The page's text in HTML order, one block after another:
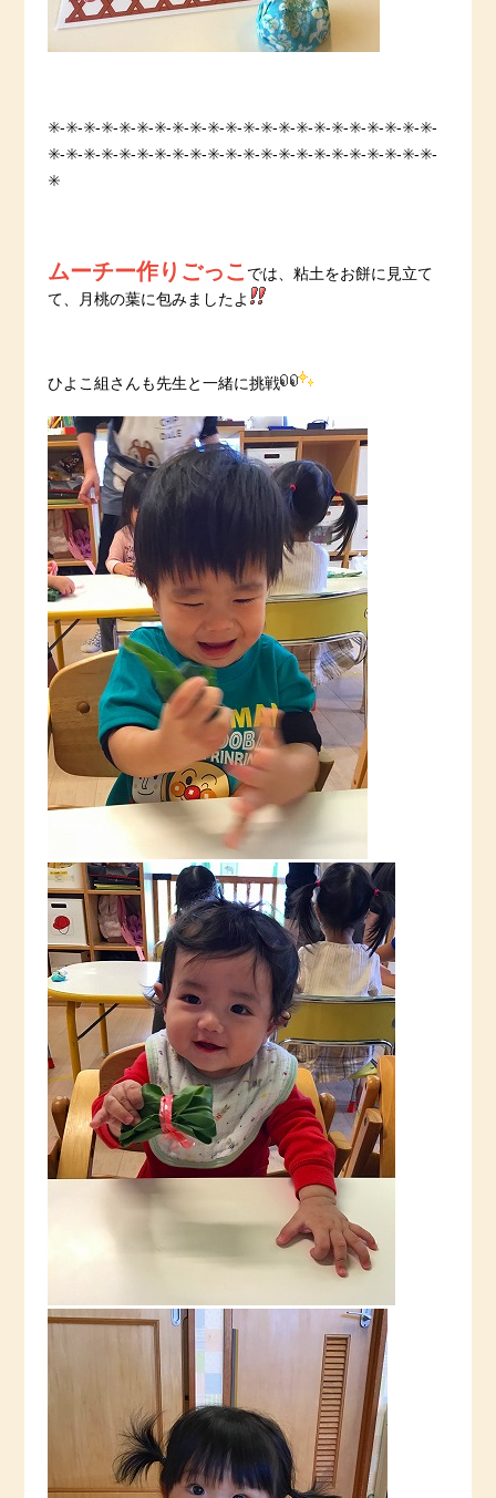
✳️-✳️-✳️-✳️-✳️-✳️-✳️-✳️-✳️-✳️-✳️-✳️-✳️-✳️-✳️-✳️-✳️-✳️-✳️-✳️-✳️-✳️-
✳️-✳️-✳️-✳️-✳️-✳️-✳️-✳️-✳️-✳️-✳️-✳️-✳️-✳️-✳️-✳️-✳️-✳️-✳️-✳️-✳️-✳️-
✳️
ムーチー作りごっこ では、粘土をお餅に見立て
て、月桃の葉に包みましたよ
ひよこ組さんも先生と一緒に挑戦